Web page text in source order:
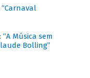
Música sem
Bolling”